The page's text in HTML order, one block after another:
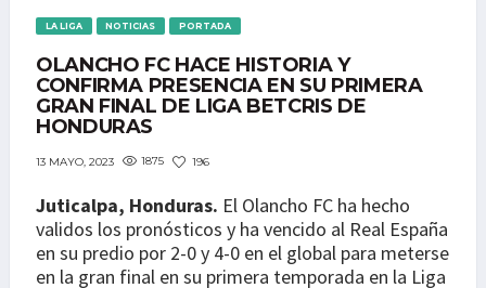
LA LIGA NOTICIAS PORTADA
OLANCHO FC HACE HISTORIA Y
CONFIRMA PRESENCIA EN SU PRIMERA
GRAN FINAL DE LIGA BETCRIS DE
HONDURAS
13 MAYO, 2023 1875 196
Juticalpa, Honduras. El Olancho FC ha hecho
validos los pronósticos y ha vencido al Real España
en su predio por 2-0 y 4-0 en el global para meterse
en la gran final en su primera temporada en la Liga